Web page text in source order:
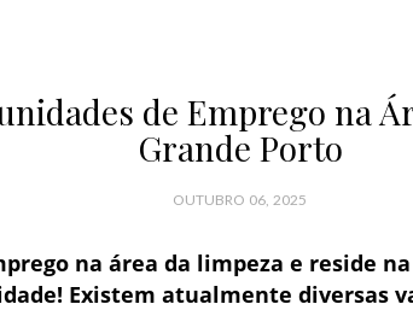
de Emprego na
Grande Porto
OUTUBRO 06, 2025
na área da limpeza e reside
Existem atualmente diversas